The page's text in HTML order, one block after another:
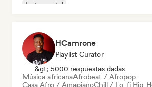
Instrumental
HCamrone
Playlist Curator
&gt; 5000 respuestas dadas
Música africanaAfrobeat / Afropop
Casa Afro / AmapianoChill / Lo-fi Hip-